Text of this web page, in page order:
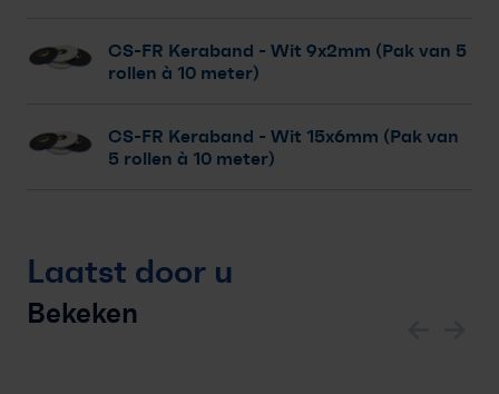
CS-FR Keraband - Wit 9x2mm (Pak van 5
rollen à 10 meter)
CS-FR Keraband - Wit 15x6mm (Pak van
5 rollen à 10 meter)
Laatst door u
Bekeken